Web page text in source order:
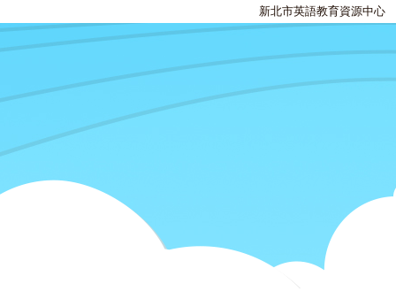
新北市英語教育資源中心